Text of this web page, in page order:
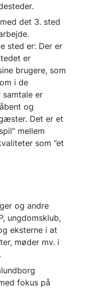
det 3. sted
sted er: Der er
er
brugere, som
i de
samtale er
og
Det er et
mellem
som ”et
og andre
ungdomsklub,
eksterne i at
møder mv. i
fokus på